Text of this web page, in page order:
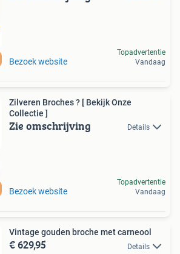
Bezoek website
Topadvertentie
Vandaag
Zilveren Broches ? [ Bekijk Onze
Collectie ]
Zie omschrijving Details
Bezoek website
Topadvertentie
Vandaag
Vintage gouden broche met carneool
€ 629,95 Details